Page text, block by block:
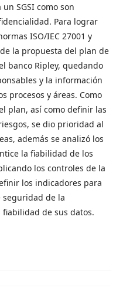
SGSI como son
Para lograr
ISO/IEC 27001 y
la propuesta del plan de
banco Ripley, quedando
y la información
procesos y áreas. Como
plan, así como definir las
se dio prioridad al
además se analizó los
la fiabilidad de los
los controles de la
los indicadores para
de la
de sus datos.